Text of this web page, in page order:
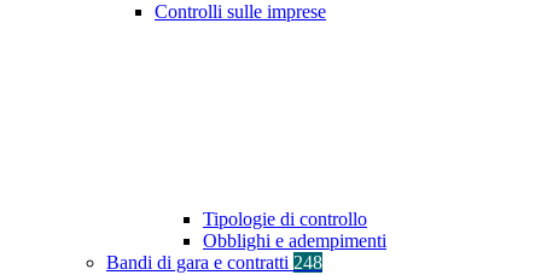
Controlli sulle imprese
Tipologie di controllo
Obblighi e adempimenti
Bandi di gara e contratti 248